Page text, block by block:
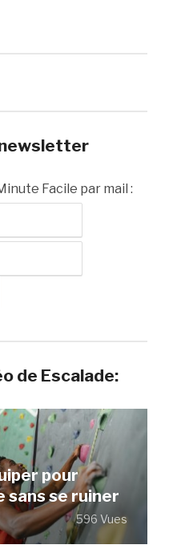
Facile par mail :
de Escalade:
pour
sans se ruiner
596 Vues